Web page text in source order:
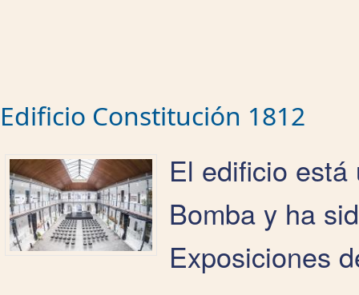
Edificio Constitución 1812
El edificio
Bomba y ha
Exposiciones